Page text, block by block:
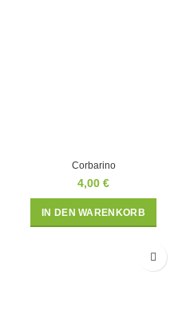
Corbarino
4,00 €
IN DEN WARENKORB